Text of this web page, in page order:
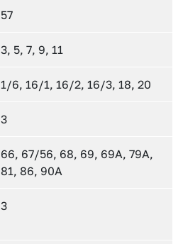
57
3, 5, 7, 9, 11
1/6, 16/1, 16/2, 16/3, 18, 20
3
66, 67/56, 68, 69, 69А, 79А,
81, 86, 90А
3